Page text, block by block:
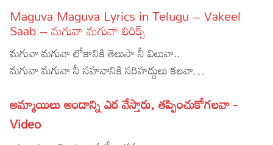
Articles
Facts
Devotional
Christianity
Hinduism
Hindi
Lyrics in Hindi – Devotional Songs
Tamil
Maguva Maguva Lyrics in Telugu – Vakeel
Saab – మగువా మగువా లిరిక్స్
మగువా మగువా లోకానికి తెలుసా నీ విలువా..
మగువా మగువా నీ సహనానికి సరిహద్దులు కలవా…
అమ్మాయిలు అందాన్ని ఎర వేస్తారు, తప్పించుకోగలవా -
Video